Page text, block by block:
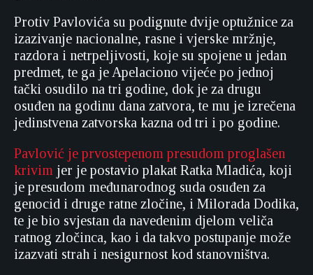
Protiv Pavlovića su podignute dvije optužnice za
izazivanje nacionalne, rasne i vjerske mržnje,
razdora i netrpeljivosti, koje su spojene u jedan
predmet, te ga je Apelaciono vijeće po jednoj
tački osudilo na tri godine, dok je za drugu
osuđen na godinu dana zatvora, te mu je izrečena
jedinstvena zatvorska kazna od tri i po godine.
Pavlović je prvostepenom presudom proglašen
krivim jer je postavio plakat Ratka Mladića, koji
je presudom međunarodnog suda osuđen za
genocid i druge ratne zločine, i Milorada Dodika,
te je bio svjestan da navedenim djelom veliča
ratnog zločinca, kao i da takvo postupanje može
izazvati strah i nesigurnost kod stanovništva.